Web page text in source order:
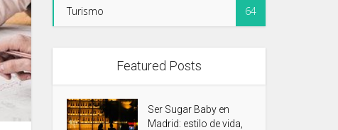
Turismo 64
Featured Posts
Ser Sugar Baby en
Madrid: estilo de vida,